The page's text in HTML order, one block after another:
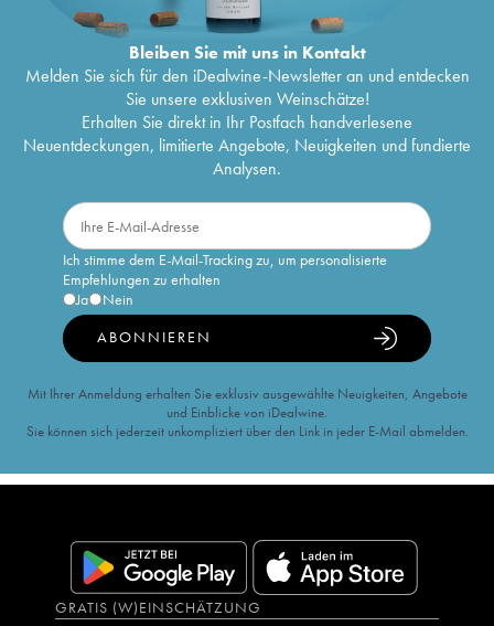
Bleiben Sie mit uns in Kontakt
Melden Sie sich für den iDealwine-Newsletter an und entdecken
Sie unsere exklusiven Weinschätze!
Erhalten Sie direkt in Ihr Postfach handverlesene
Neuentdeckungen, limitierte Angebote, Neuigkeiten und fundierte
Analysen.
Ich stimme dem E-Mail-Tracking zu, um personalisierte
Empfehlungen zu erhalten
Ja
Nein
ABONNIEREN
Mit Ihrer Anmeldung erhalten Sie exklusiv ausgewählte Neuigkeiten, Angebote
und Einblicke von iDealwine.
Sie können sich jederzeit unkompliziert über den Link in jeder E-Mail abmelden.
GRATIS (W)EINSCHÄTZUNG